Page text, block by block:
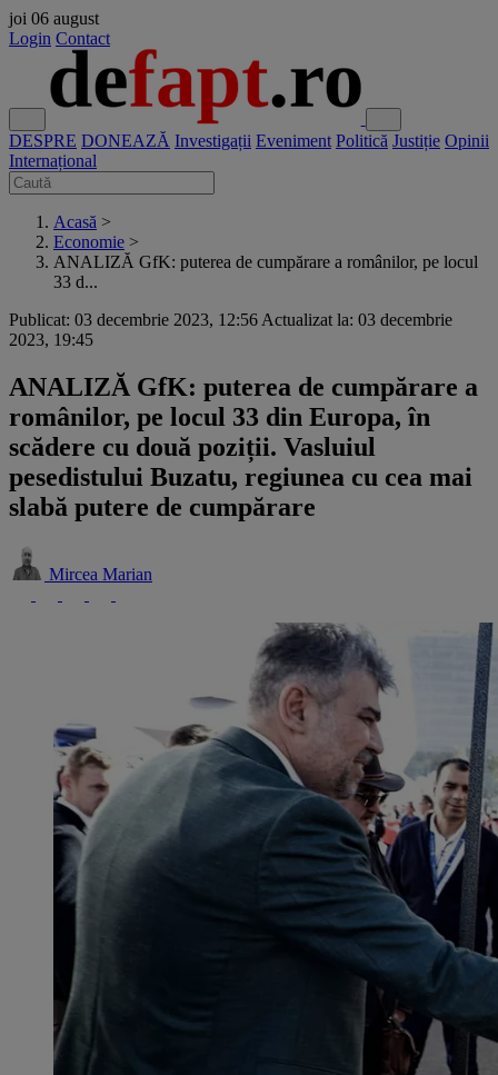
joi 06 august
Login Contact
DESPRE DONEAZĂ Investigații Eveniment Politică Justiție Opinii
Internațional
Acasă >
Economie >
ANALIZĂ GfK: puterea de cumpărare a românilor, pe locul
33 d...
Publicat: 03 decembrie 2023, 12:56 Actualizat la: 03 decembrie
2023, 19:45
ANALIZĂ GfK: puterea de cumpărare a
românilor, pe locul 33 din Europa, în
scădere cu două poziții. Vasluiul
pesedistului Buzatu, regiunea cu cea mai
slabă putere de cumpărare
Mircea Marian